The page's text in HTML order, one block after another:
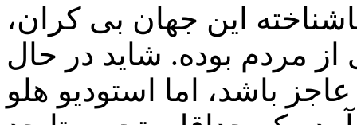
این جهان بی کران،
از مردم بوده. شاید در حال
باشد، اما استودیو هلو